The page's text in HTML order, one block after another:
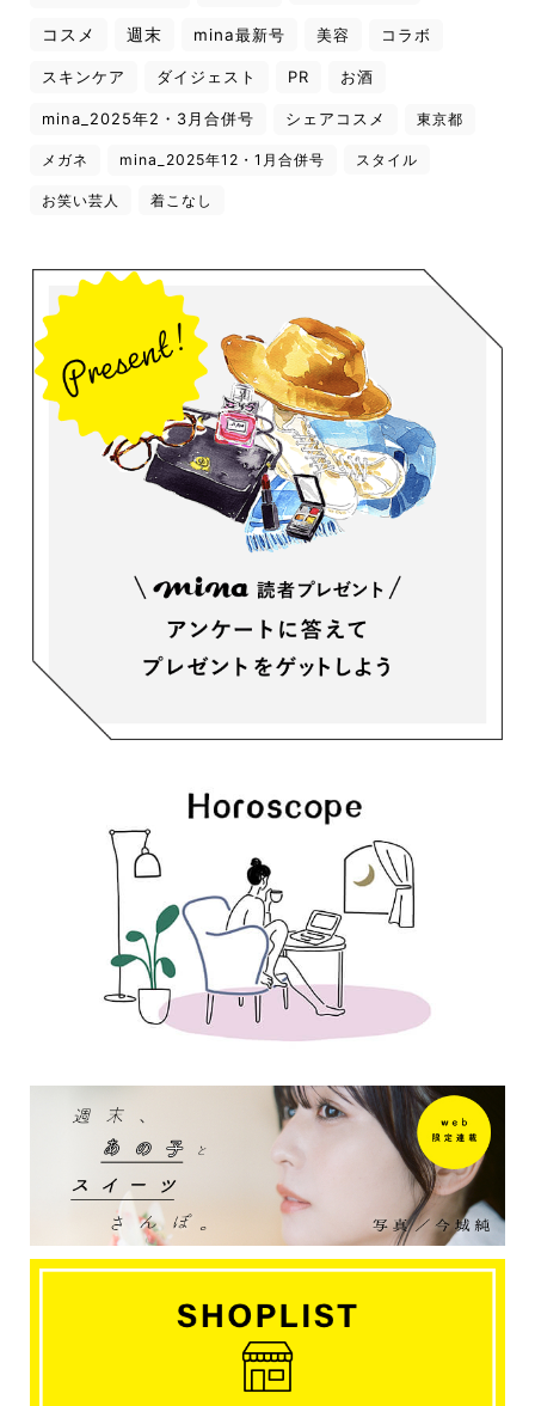
コスメ 週末 mina最新号 美容 コラボ
スキンケア ダイジェスト PR お酒
mina_2025年2・3月合併号 シェアコスメ 東京都
メガネ mina_2025年12・1月合併号 スタイル
お笑い芸人 着こなし